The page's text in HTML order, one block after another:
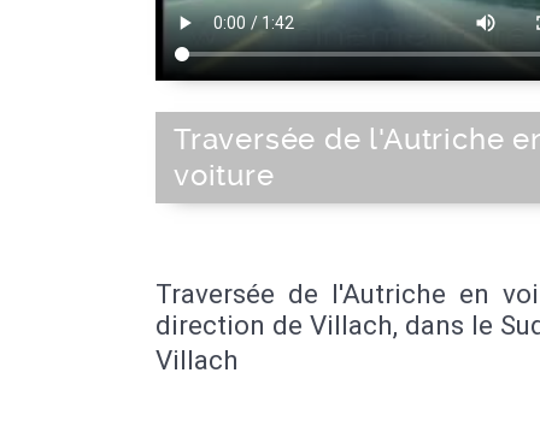
Traversée de l'Autriche
voiture
Traversée de l'Autriche en
direction de Villach, dans le
Villach